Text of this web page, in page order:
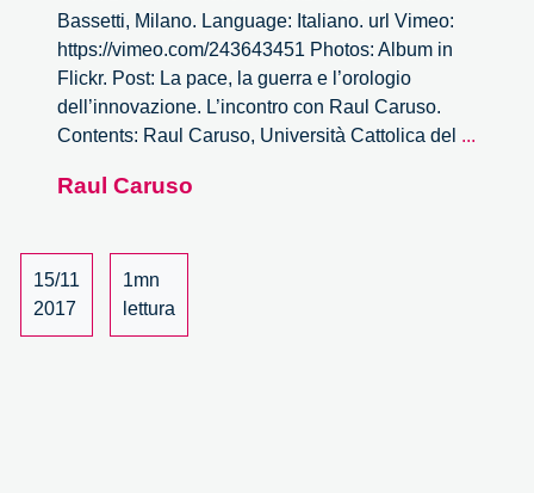
Bassetti, Milano. Language: Italiano. url Vimeo:
https://vimeo.com/243643451 Photos: Album in
Flickr. Post: La pace, la guerra e l’orologio
dell’innovazione. L’incontro con Raul Caruso.
Contents: Raul Caruso, Università Cattolica del ...
Raul Caruso
15/11
2017
1mn
lettura